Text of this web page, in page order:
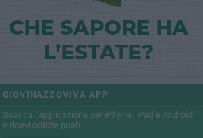
GIOVINAZZOVIVA APP
Scarica l'applicazione per iPhone, iPad e Android
e ricevi notizie push